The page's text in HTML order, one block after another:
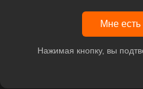
Мне есть
Нажимая кнопку, вы